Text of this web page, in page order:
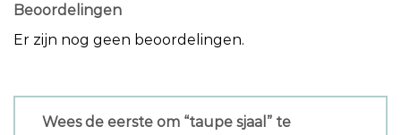
Beoordelingen
Er zijn nog geen beoordelingen.
Wees de eerste om “taupe sjaal” te